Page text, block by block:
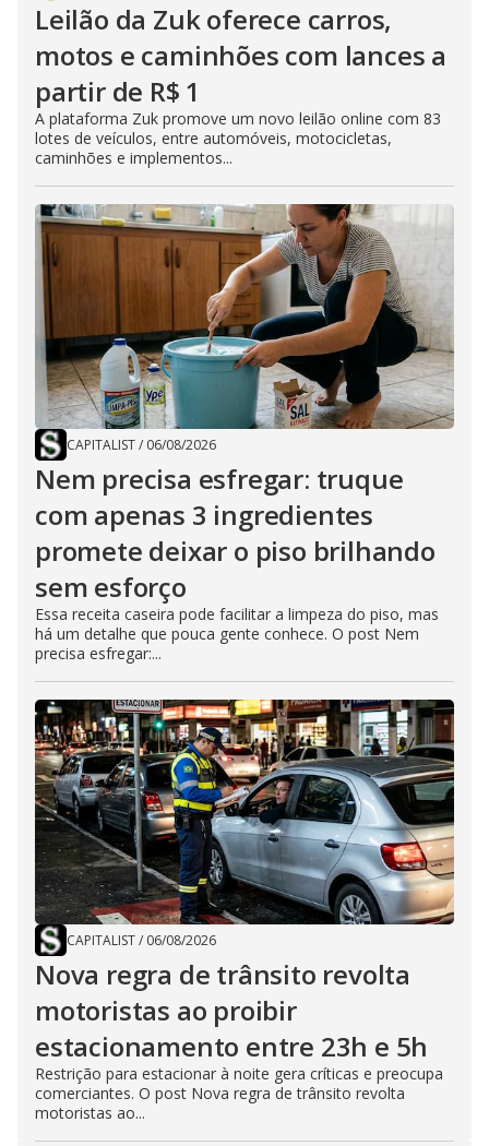
Leilão da Zuk oferece carros,
motos e caminhões com lances a
partir de R$ 1
A plataforma Zuk promove um novo leilão online com 83
lotes de veículos, entre automóveis, motocicletas,
caminhões e implementos...
CAPITALIST/ 06/08/2026
Nem precisa esfregar: truque
com apenas 3 ingredientes
promete deixar o piso brilhando
sem esforço
Essa receita caseira pode facilitar a limpeza do piso, mas
há um detalhe que pouca gente conhece. O post Nem
precisa esfregar:...
CAPITALIST/ 06/08/2026
Nova regra de trânsito revolta
motoristas ao proibir
estacionamento entre 23h e 5h
Restrição para estacionar à noite gera críticas e preocupa
comerciantes. O post Nova regra de trânsito revolta
motoristas ao...